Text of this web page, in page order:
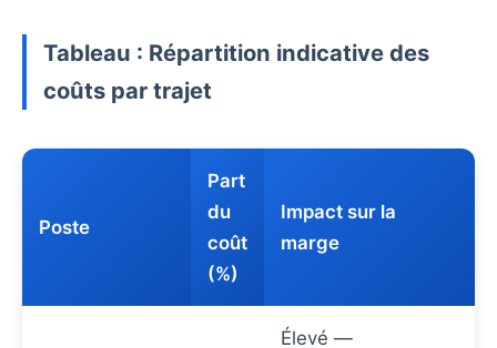
Tableau : Répartition indicative des
coûts par trajet
Poste
Part
du
coût
(%)
Impact sur la
marge
Élevé —